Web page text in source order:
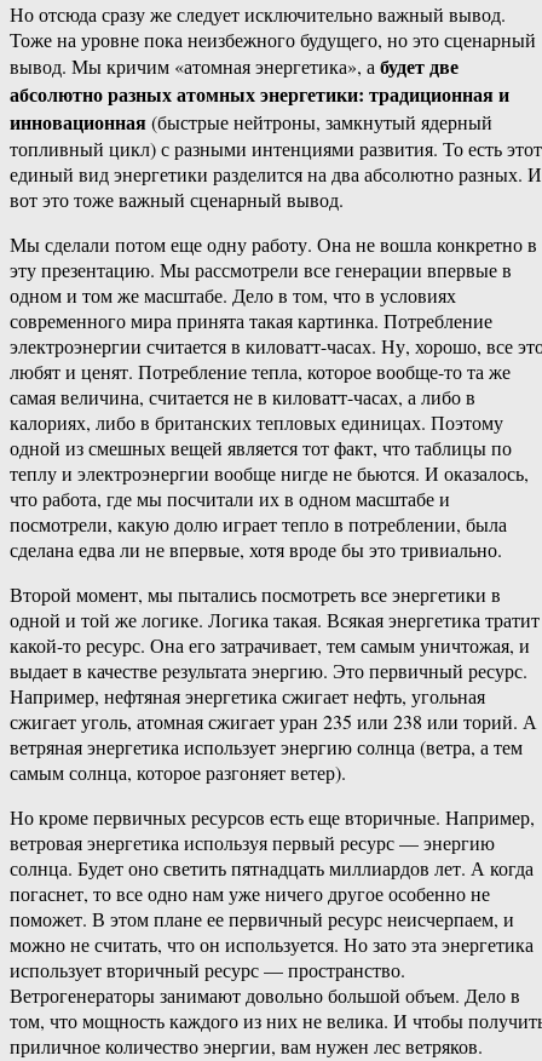
Но отсюда сразу же следует исключительно важный вывод.
Тоже на уровне пока неизбежного будущего, но это сценарный
вывод. Мы кричим «атомная энергетика», абудет две
абсолютно разных атомных энергетики: традиционная и
инновационная(быстрые нейтроны, замкнутый ядерный
топливный цикл) с разными интенциями развития. То есть этот
единый вид энергетики разделится на два абсолютно разных. И
вот это тоже важный сценарный вывод.
Мы сделали потом еще одну работу. Она не вошла конкретно в
эту презентацию. Мы рассмотрели все генерации впервые в
одном и том же масштабе. Дело в том, что в условиях
современного мира принята такая картинка. Потребление
электроэнергии считается в киловатт-​часах. Ну, хорошо, все
любят и ценят. Потребление тепла, которое вообще-​то та же
самая величина, считается не в киловатт-​часах, а либо в
калориях, либо в британских тепловых единицах. Поэтому
одной из смешных вещей является тот факт, что таблицы по
теплу и электроэнергии вообще нигде не бьются. И оказалось,
что работа, где мы посчитали их в одном масштабе и
посмотрели, какую долю играет тепло в потреблении, была
сделана едва ли не впервые, хотя вроде бы это тривиально.
Второй момент, мы пытались посмотреть все энергетики в
одной и той же логике. Логика такая. Всякая энергетика тратит
какой-​то ресурс. Она его затрачивает, тем самым уничтожая, и
выдает в качестве результата энергию. Это первичный ресурс.
Например, нефтяная энергетика сжигает нефть, угольная
сжигает уголь, атомная сжигает уран 235 или 238 или торий. А
ветряная энергетика использует энергию солнца (ветра, а тем
самым солнца, которое разгоняет ветер).
Но кроме первичных ресурсов есть еще вторичные. Например,
ветровая энергетика используя первый ресурс — энергию
солнца. Будет оно светить пятнадцать миллиардов лет. А когда
погаснет, то все одно нам уже ничего другое особенно не
поможет. В этом плане ее первичный ресурс неисчерпаем, и
можно не считать, что он используется. Но зато эта энергетика
использует вторичный ресурс — пространство.
Ветрогенераторы занимают довольно большой объем. Дело в
том, что мощность каждого из них не велика. И чтобы
приличное количество энергии, вам нужен лес ветряков.